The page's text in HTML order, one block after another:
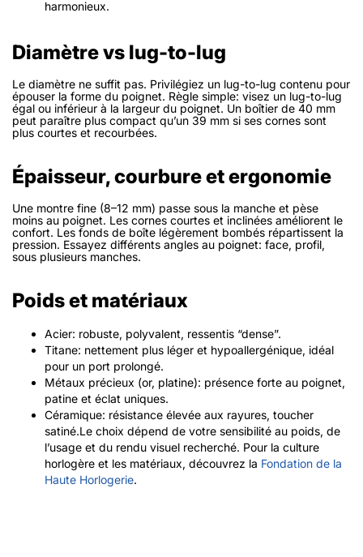
harmonieux.
Diamètre vs lug-to-lug
Le diamètre ne suffit pas. Privilégiez un lug-to-lug contenu pour
épouser la forme du poignet. Règle simple: visez un lug-to-lug
égal ou inférieur à la largeur du poignet. Un boîtier de 40 mm
peut paraître plus compact qu’un 39 mm si ses cornes sont
plus courtes et recourbées.
Épaisseur, courbure et ergonomie
Une montre fine (8–12 mm) passe sous la manche et pèse
moins au poignet. Les cornes courtes et inclinées améliorent le
confort. Les fonds de boîte légèrement bombés répartissent la
pression. Essayez différents angles au poignet: face, profil,
sous plusieurs manches.
Poids et matériaux
Acier: robuste, polyvalent, ressentis “dense”.
Titane: nettement plus léger et hypoallergénique, idéal
pour un port prolongé.
Métaux précieux (or, platine): présence forte au poignet,
patine et éclat uniques.
Céramique: résistance élevée aux rayures, toucher
satiné.Le choix dépend de votre sensibilité au poids, de
l’usage et du rendu visuel recherché. Pour la culture
horlogère et les matériaux, découvrez la Fondation de la
Haute Horlogerie.